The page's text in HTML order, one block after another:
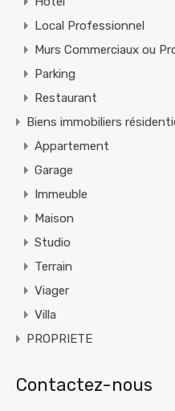
Local Professionnel
Murs Commerciaux ou
Parking
Restaurant
Biens immobiliers
Appartement
Garage
Immeuble
Maison
Studio
Terrain
Viager
Villa
PROPRIETE
Contactez-nous